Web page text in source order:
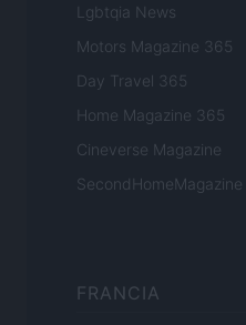
Lgbtqia News
Motors Magazine 365
Day Travel 365
Home Magazine 365
Cineverse Magazine
SecondHomeMagazine
FRANCIA